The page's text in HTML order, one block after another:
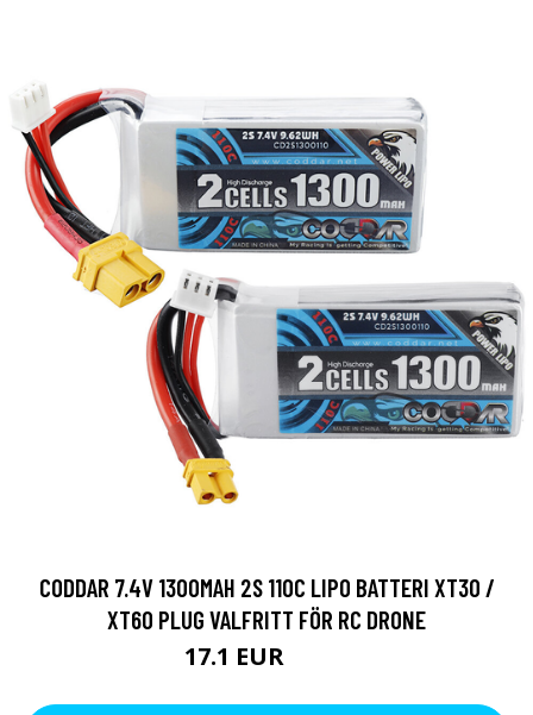
CODDAR 7.4V 1300MAH 2S 110C LIPO BATTERI XT30 /
XT60 PLUG VALFRITT FÖR RC DRONE
17.1 EUR